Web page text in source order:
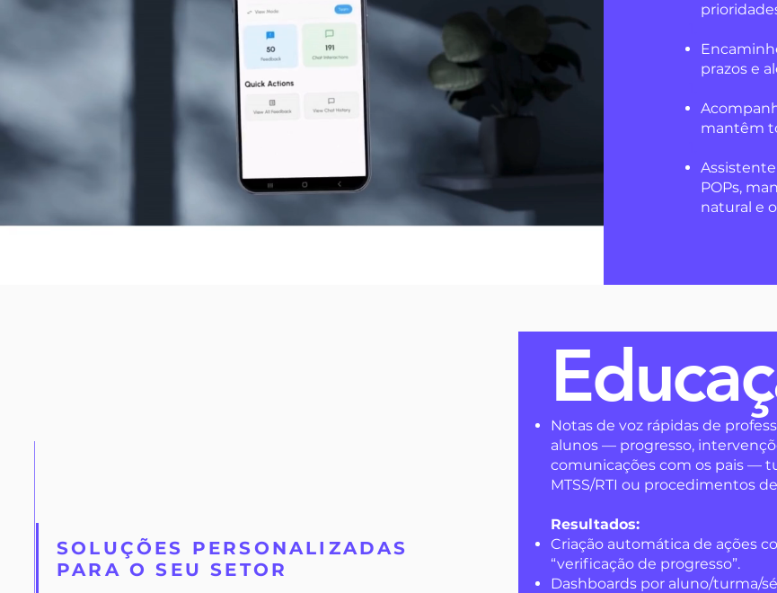
prazos e
mantêm
POPs,
natural e
SOLUÇÕES PERSONALIZADAS
PARA O SEU SETOR
Notas de voz rápidas de
alunos — progresso,
comunicações com os pais —
MTSS/RTI ou procedimentos
Resultados:
Criação automática de ações
“verificação de progresso”.
Dashboards por aluno/turma/